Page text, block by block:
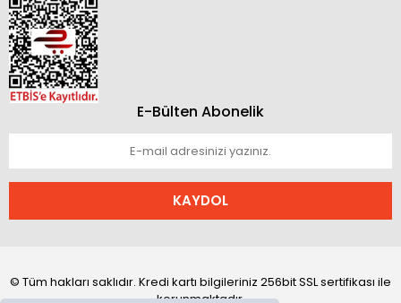
E-Bülten Abonelik
KAYDOL
© Tüm hakları saklıdır. Kredi kartı bilgileriniz 256bit SSL sertifikası ile
korunmaktadır.